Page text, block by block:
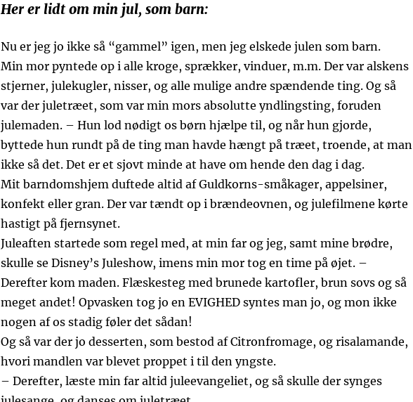
Her er lidt om min jul, som barn:
Nu er jeg jo ikke så “gammel” igen, men jeg elskede julen som barn.
Min mor pyntede op i alle kroge, sprækker, vinduer, m.m. Der var alskens
stjerner, julekugler, nisser, og alle mulige andre spændende ting. Og så
var der juletræet, som var min mors absolutte yndlingsting, foruden
julemaden. – Hun lod nødigt os børn hjælpe til, og når hun gjorde,
byttede hun rundt på de ting man havde hængt på træet, troende, at man
ikke så det. Det er et sjovt minde at have om hende den dag i dag.
Mit barndomshjem duftede altid af Guldkorns-småkager, appelsiner,
konfekt eller gran. Der var tændt op i brændeovnen, og julefilmene kørte
hastigt på fjernsynet.
Juleaften startede som regel med, at min far og jeg, samt mine brødre,
skulle se Disney’s Juleshow, imens min mor tog en time på øjet. –
Derefter kom maden. Flæskesteg med brunede kartofler, brun sovs og så
meget andet! Opvasken tog jo en EVIGHED syntes man jo, og mon ikke
nogen af os stadig føler det sådan!
Og så var der jo desserten, som bestod af Citronfromage, og risalamande,
hvori mandlen var blevet proppet i til den yngste.
– Derefter, læste min far altid juleevangeliet, og så skulle der synges